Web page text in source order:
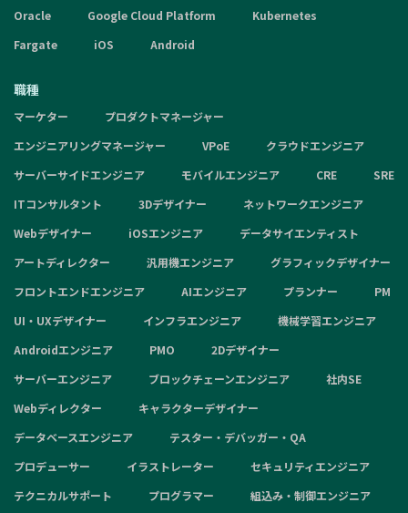
Oracle
Google Cloud Platform
Kubernetes
Fargate
iOS Android
職種
マーケター
プロダクトマネージャー
エンジニアリングマネージャー
VPoE
クラウドエンジニア
サーバーサイドエンジニア
モバイルエンジニア CRE
SRE
ITコンサルタント
3Dデザイナー
ネットワークエンジニア
Webデザイナー
iOSエンジニア
データサイエンティスト
アートディレクター
汎用機エンジニア
グラフィックデザイナー
フロントエンドエンジニア
AIエンジニア プランナー
PM
UI・UXデザイナー
インフラエンジニア
機械学習エンジニア
Androidエンジニア
PMO
2Dデザイナー
サーバーエンジニア
ブロックチェーンエンジニア
社内SE
Webディレクター
キャラクターデザイナー
データベースエンジニア
テスター・デバッガー・QA
プロデューサー
イラストレーター
セキュリティエンジニア
テクニカルサポート
プログラマー 組込み・制御エンジニア